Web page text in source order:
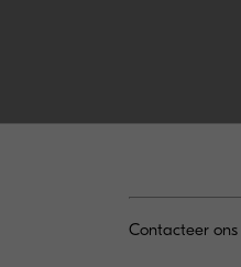
Contacteer ons